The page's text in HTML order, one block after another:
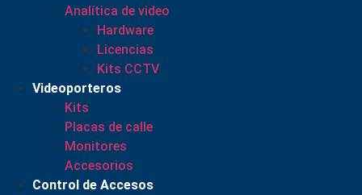
Analítica de video
Hardware
Licencias
Kits CCTV
Videoporteros
Kits
Placas de calle
Monitores
Accesorios
Control de Accesos